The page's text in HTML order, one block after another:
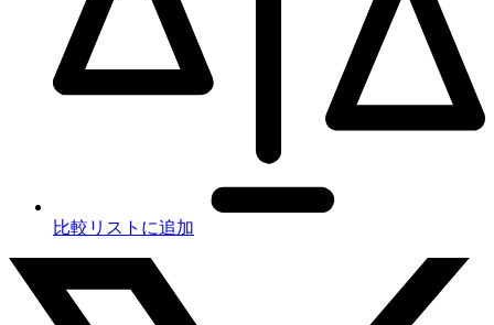
比較リストに追加